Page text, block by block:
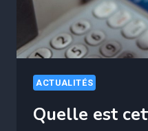
LA
ALERTE
ACTUALITÉS
Quelle est